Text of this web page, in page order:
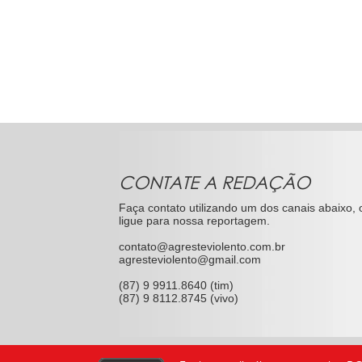
CONTATE A REDAÇÃO
Faça contato utilizando um dos canais abaixo,
ligue para nossa reportagem.
contato@agresteviolento.com.br
agresteviolento@gmail.com
(87) 9 9911.8640 (tim)
(87) 9 8112.8745 (vivo)